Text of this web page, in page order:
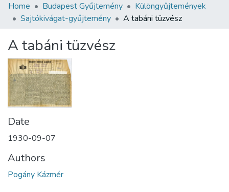
Communities & Collections
Statistics
About us
Home Budapest Gyűjtemény
Különgyűjtemények
Sajtókivágat-gyűjtemény
A tabáni tüzvész
A tabáni tüzvész
Date
1930-09-07
Authors
Pogány Kázmér